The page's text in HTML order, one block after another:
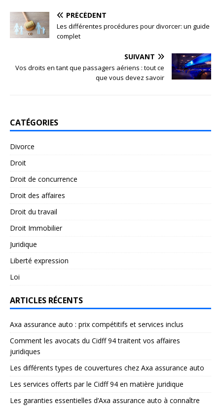
PRÉCÉDENT
Les différentes procédures pour divorcer: un guide
complet
SUIVANT
Vos droits en tant que passagers aériens : tout ce
que vous devez savoir
CATÉGORIES
Divorce
Droit
Droit de concurrence
Droit des affaires
Droit du travail
Droit Immobilier
Juridique
Liberté expression
Loi
ARTICLES RÉCENTS
Axa assurance auto : prix compétitifs et services inclus
Comment les avocats du Cidff 94 traitent vos affaires
juridiques
Les différents types de couvertures chez Axa assurance auto
Les services offerts par le Cidff 94 en matière juridique
Les garanties essentielles d’Axa assurance auto à connaître